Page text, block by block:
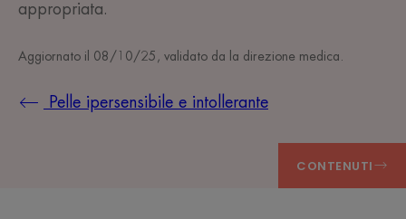
appropriata.
Aggiornato il 08/10/25 , validato da la direzione medica
Pelle ipersensibile e intollerante
CONTENUTI